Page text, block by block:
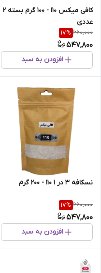
کافی میکس 110 - 100 گرم بسته 2
عددی
660,000
17%
547,800
افزودن به سبد
نسکافه 3 در 1 110 - 200 گرم
660,000
17%
547,800
افزودن به سبد